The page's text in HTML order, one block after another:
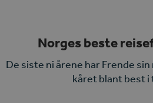
Norges beste
De siste ni årene har Frende
kåret blant best i